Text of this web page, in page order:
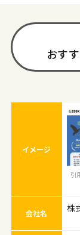
おす
イメージ
引
会社名 株